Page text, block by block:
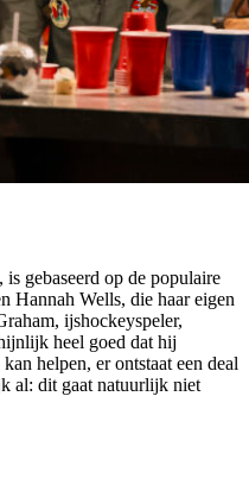
gebaseerd op de populaire
Hannah Wells, die haar eigen
ijshockeyspeler,
heel goed dat hij
helpen, er ontstaat een deal
al: dit gaat natuurlijk niet